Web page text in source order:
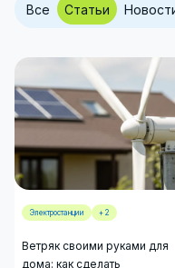
Все Статьи
Электростанции + 2
Ветряк своими руками для
дома: как сделать